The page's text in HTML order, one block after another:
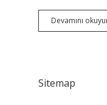
Devamını
Sitemap